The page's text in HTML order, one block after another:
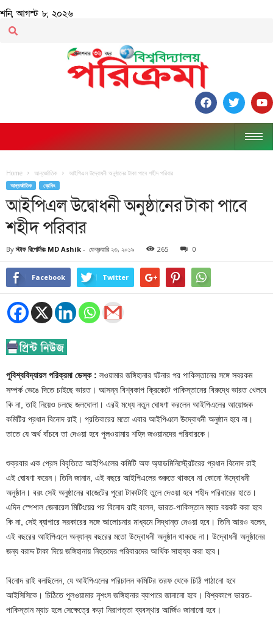
শনি, আগস্ট ৮, ২০২৬
Home আন্তর্জাতিক আইপিএল উদ্বোধনী অনুষ্ঠানের টাকা পাবে শহীদ পরিবার
আন্তর্জাতিক ব্রেকিং
আইপিএল উদ্বোধনী অনুষ্ঠানের টাকা পাবে
শহীদ পরিবার
By স্টাফ রিপোর্টারঃ MD Ashik - ফেব্রুয়ারি ২৩, ২০১৯ 265 0
Facebook Twitter
পুবিশ্ববিদ্যায়ল পরিক্রমা ডেস্ক : লওয়ামার জঙ্গিহানার ঘটনার পর পাকিস্তানের সঙ্গে সবরকম
সম্পর্ক ভেঙে দিতে চাইছে ভারত। আসন্ন বিশ্বকাপ ক্রিকেটে পাকিস্তানের বিরুদ্ধে ভারত খেলবে
কি না, তাই নিয়েও চলছে জলঘোলা। এরই মধ্যে নতুন ঘোষণা করলেন আইপিএলের আয়োজক
কমিটির প্রধান বিনোদ রাই। প্রতিবারের মতো এবার আইপিএলে উদ্বোধনী অনুষ্ঠান হবে না।
তাতে যে অর্থ বাঁচবে তা দেওয়া হবে পুলওয়ামায় শহিদ জওয়ানদের পরিবারকে।
শুক্রবার এক প্রেস বিবৃতিতে আইপিএলের কমিটি অফ অ্যাডমিনিস্ট্রেটরের প্রধান বিনোদ রাই
এই ঘোষণা করেন। তিনি জানান, এই বছরে আইপিএলের শুরুতে থাকবে না কোনো উদ্বোধনী
অনুষ্ঠান। বরং সেই অনুষ্ঠানের বাজেটের পুরো টাকাটাই তুলে দেওয়া হবে শহীদ পরিবারের হাতে।
এদিন স্পেশাল জেনারেল মিটিংয়ের পর বিনোদ রাই বলেন, ভারত-পাকিস্তান ম্যাচ বয়কট করা হবে
কি না, সেই ব্যাপারে সরকারের সঙ্গে আলোচনার মাধ্যমে সিদ্ধান্ত নেওয়া হবে। তিনি আরও বলেন,
এই বছরের আইপিএলে অন্যান্য বছরের মতো উদ্বোধনী অনুষ্ঠান থাকছে না। উদ্বোধনী অনুষ্ঠানের
জন্য বরাদ্দ টাকা দিয়ে জঙ্গিহানায় নিহতদের পরিবারদের আর্থিক সাহায্য করা হবে।
বিনোদ রাই বলছিলেন, যে আইপিএলের পরিচালন কমিটির তরফ থেকে চিঠি পাঠানো হবে
আইসিসিকে। চিঠিতে পুলওয়ামার নৃশংস জঙ্গিহানার ব্যাপারে জানানো হবে। বিশ্বকাপে ভারত-
পাকিস্তান ম্যাচ হলে সেক্ষেত্রে কড়া নিরাপত্তা ব্যবস্থার আর্জিও জানানো হবে।